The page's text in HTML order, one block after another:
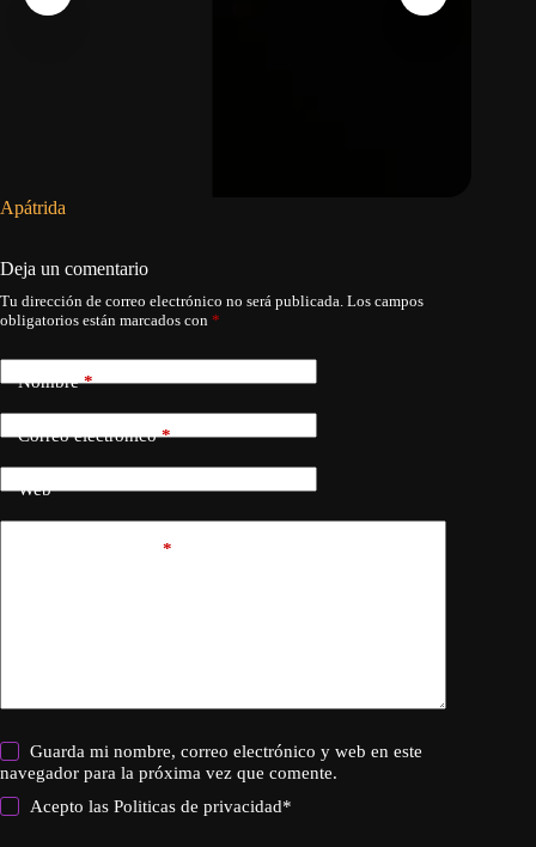
Apátrida
Deja un comentario
Tu dirección de correo electrónico no será publicada. Los campos
obligatorios están marcados con *
Nombre*
Correo electrónico*
Web
*
Guarda mi nombre, correo electrónico y web en este
navegador para la próxima vez que comente.
Acepto lasPoliticas de privacidad*